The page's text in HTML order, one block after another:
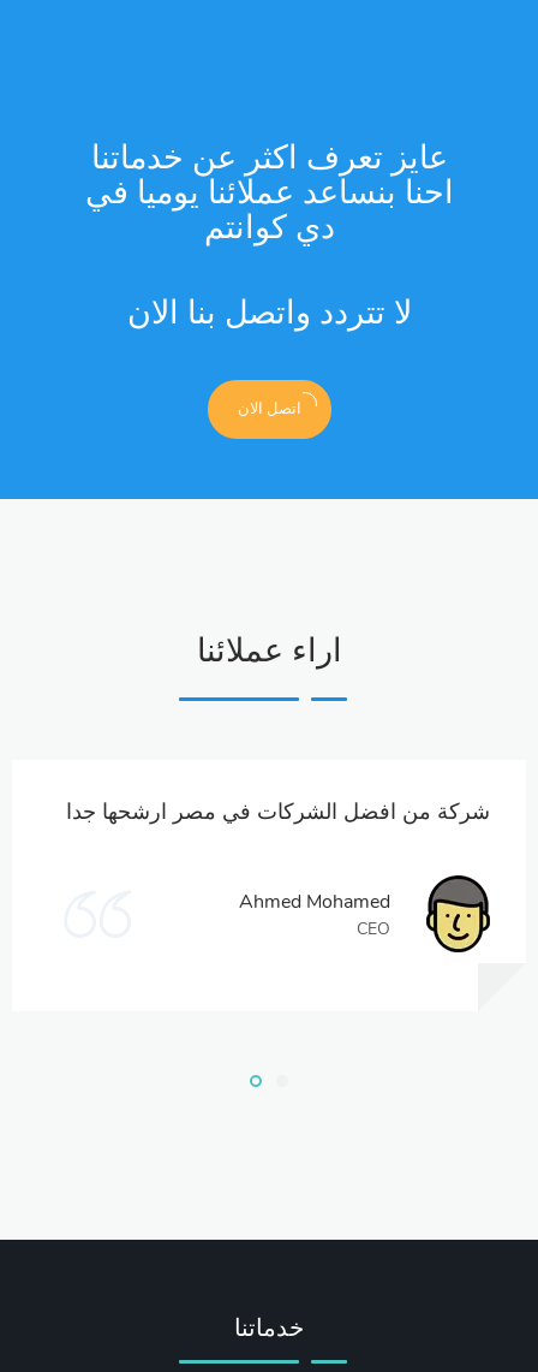
عايز تعرف اكثر عن خدماتنا
احنا بنساعد عملائنا يوميا في
دي كوانتم
لا تتردد واتصل بنا الان
اتصل الان
اراء عملائنا
شركة من افضل الشركات في مصر ارشحها جدا
Ahmed Mohamed
CEO
خدماتنا